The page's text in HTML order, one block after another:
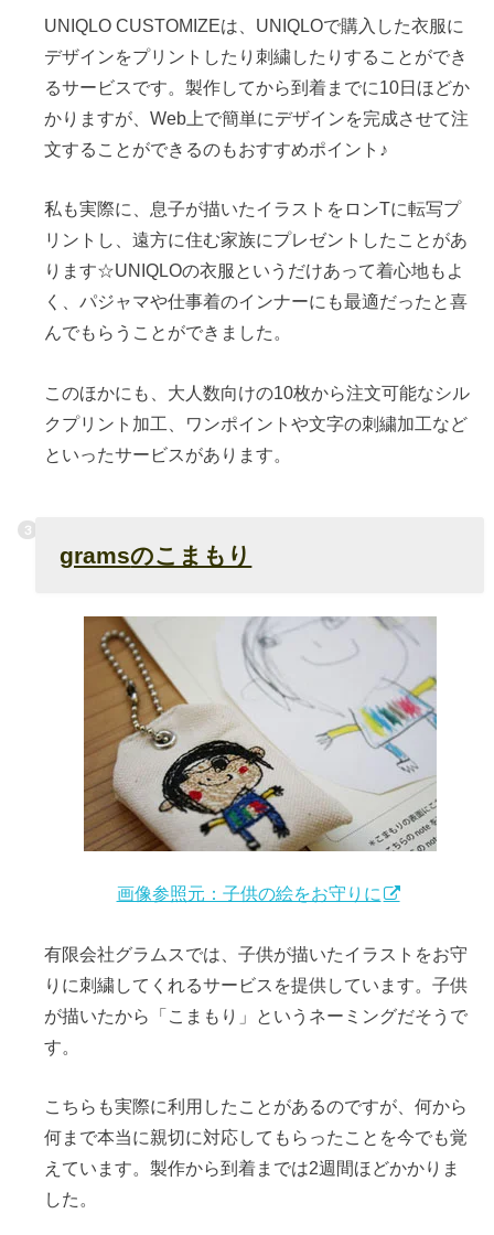
UNIQLO CUSTOMIZEは、UNIQLOで購入した衣服に
デザインをプリントしたり刺繍したりすることができ
るサービスです。製作してから到着までに10日ほどか
かりますが、Web上で簡単にデザインを完成させて注
文することができるのもおすすめポイント♪
私も実際に、息子が描いたイラストをロンTに転写プ
リントし、遠方に住む家族にプレゼントしたことがあ
ります☆UNIQLOの衣服というだけあって着心地もよ
く、パジャマや仕事着のインナーにも最適だったと喜
んでもらうことができました。
このほかにも、大人数向けの10枚から注文可能なシル
クプリント加工、ワンポイントや文字の刺繍加工など
といったサービスがあります。
gramsのこまもり
画像参照元：子供の絵をお守りに
有限会社グラムスでは、子供が描いたイラストをお守
りに刺繍してくれるサービスを提供しています。子供
が描いたから「こまもり」というネーミングだそうで
す。
こちらも実際に利用したことがあるのですが、何から
何まで本当に親切に対応してもらったことを今でも覚
えています。製作から到着までは2週間ほどかかりま
した。